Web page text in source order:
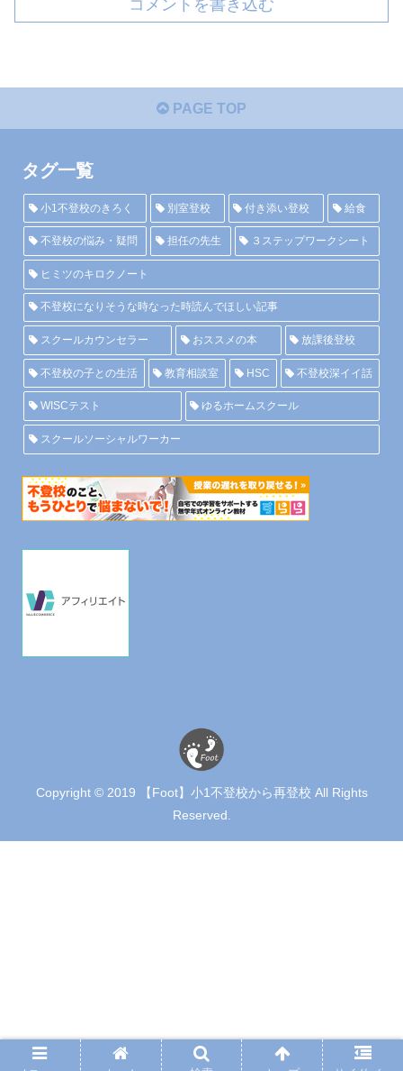
コメントを書き込む
PAGE TOP
タグ一覧
小1不登校のきろく 別室登校 付き添い登校 給食
不登校の悩み・疑問 担任の先生 ３ステップワークシート
ヒミツのキロクノート
不登校になりそうな時なった時読んでほしい記事
スクールカウンセラー おススメの本 放課後登校
不登校の子との生活 教育相談室 HSC 不登校深イイ話
WISCテスト ゆるホームスクール
スクールソーシャルワーカー
Copyright © 2019 【Foot】小1不登校から再登校 All Rights
Reserved.